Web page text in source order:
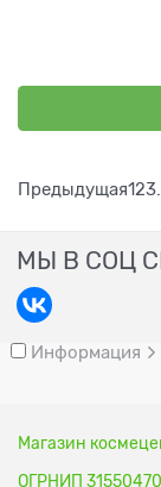
Предыдущая123
МЫ В СОЦ
Информация
Магазин
ОГРНИП